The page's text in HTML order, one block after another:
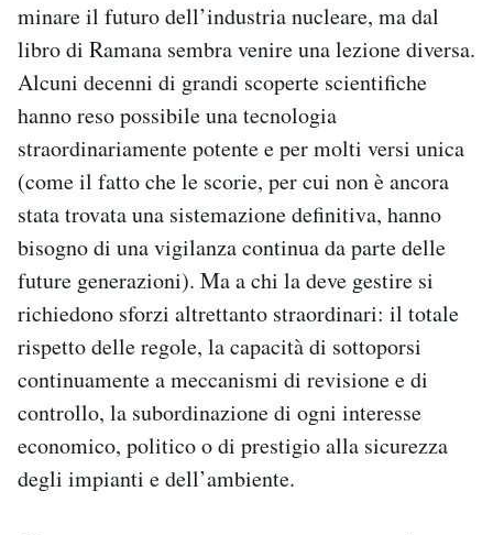
minare il futuro dell’industria nucleare, ma dal
libro di Ramana sembra venire una lezione diversa.
Alcuni decenni di grandi scoperte scientifiche
hanno reso possibile una tecnologia
straordinariamente potente e per molti versi unica
(come il fatto che le scorie, per cui non è ancora
stata trovata una sistemazione definitiva, hanno
bisogno di una vigilanza continua da parte delle
future generazioni). Ma a chi la deve gestire si
richiedono sforzi altrettanto straordinari: il totale
rispetto delle regole, la capacità di sottoporsi
continuamente a meccanismi di revisione e di
controllo, la subordinazione di ogni interesse
economico, politico o di prestigio alla sicurezza
degli impianti e dell’ambiente.